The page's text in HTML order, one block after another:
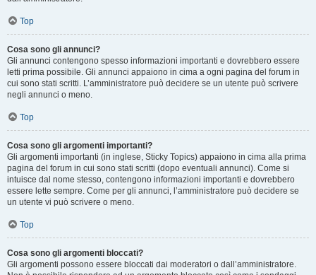
Top
Cosa sono gli annunci?
Gli annunci contengono spesso informazioni importanti e dovrebbero essere
letti prima possibile. Gli annunci appaiono in cima a ogni pagina del forum in
cui sono stati scritti. L’amministratore può decidere se un utente può scrivere
negli annunci o meno.
Top
Cosa sono gli argomenti importanti?
Gli argomenti importanti (in inglese, Sticky Topics) appaiono in cima alla prima
pagina del forum in cui sono stati scritti (dopo eventuali annunci). Come si
intuisce dal nome stesso, contengono informazioni importanti e dovrebbero
essere lette sempre. Come per gli annunci, l’amministratore può decidere se
un utente vi può scrivere o meno.
Top
Cosa sono gli argomenti bloccati?
Gli argomenti possono essere bloccati dai moderatori o dall’amministratore.